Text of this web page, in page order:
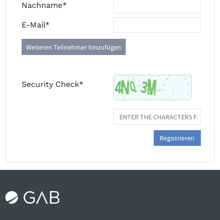
Nachname*
E-Mail*
Weiteren Teilnehmer hinzufügen
Security Check*
Registrieren